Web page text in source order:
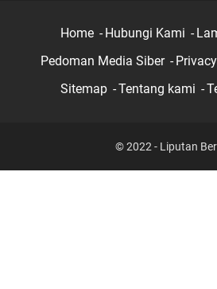
Home Hubungi Kami
Pedoman Media Siber
Sitemap
Tentang kami
© 2022 - Liputan